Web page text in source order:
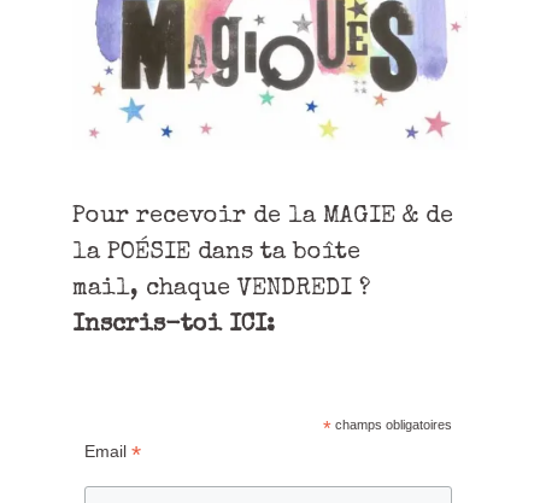
Pour recevoir de la MAGIE & de
la POÉSIE dans ta boîte
mail, chaque VENDREDI ?
Inscris-toi ICI:
* champs obligatoires
Email *